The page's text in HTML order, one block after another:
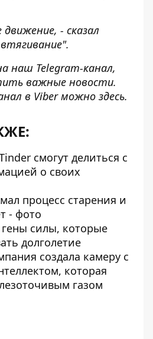
- сказал
наш Telegram-канал,
важные новости.
в Viber можно здесь.
смогут делиться с
о своих
процесс старения и
- фото
силы, которые
долголетие
создала камеру с
которая
газом